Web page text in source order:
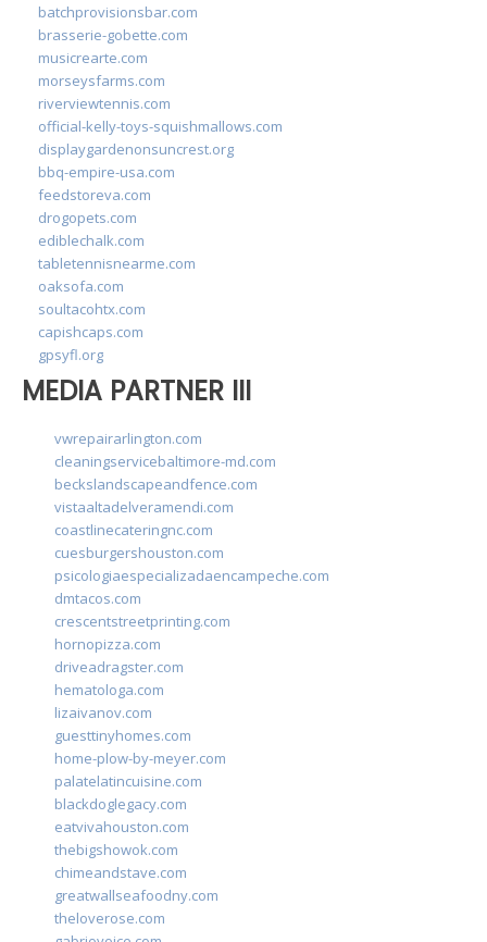
batchprovisionsbar.com
brasserie-gobette.com
musicrearte.com
morseysfarms.com
riverviewtennis.com
official-kelly-toys-squishmallows.com
displaygardenonsuncrest.org
bbq-empire-usa.com
feedstoreva.com
drogopets.com
ediblechalk.com
tabletennisnearme.com
oaksofa.com
soultacohtx.com
capishcaps.com
gpsyfl.org
MEDIA PARTNER III
vwrepairarlington.com
cleaningservicebaltimore-md.com
beckslandscapeandfence.com
vistaaltadelveramendi.com
coastlinecateringnc.com
cuesburgershouston.com
psicologiaespecializadaencampeche.com
dmtacos.com
crescentstreetprinting.com
hornopizza.com
driveadragster.com
hematologa.com
lizaivanov.com
guesttinyhomes.com
home-plow-by-meyer.com
palatelatincuisine.com
blackdoglegacy.com
eatvivahouston.com
thebigshowok.com
chimeandstave.com
greatwallseafoodny.com
theloverose.com